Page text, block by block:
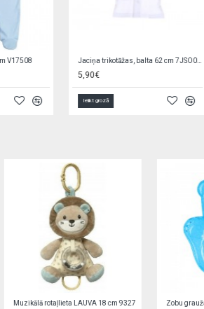
Jaciņa trikotāžas, gaiši zila 62 cm F9W2GGPL Jaciņa trikotāžas, rozā 56 cm EZ0QV4W2
Jauka pildspalva LAPKA GG73-izpārdošana Rompers SUMMER 20001 blue